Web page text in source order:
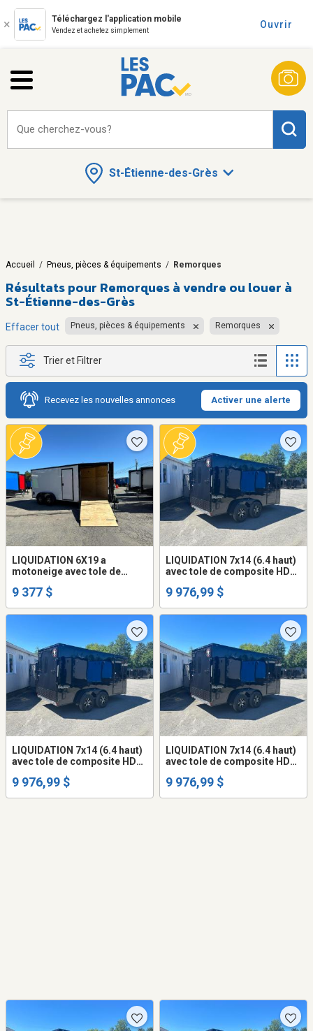
Téléchargez l'application mobile
Vendez et achetez simplement
Ouvrir
St-Étienne-des-Grès
Que cherchez-vous?
Accueil / Pneus, pièces & équipements / Remorques
Résultats pour Remorques à vendre ou louer à
St-Étienne-des-Grès
Effacer tout Pneus, pièces & équipements Remorques
Trier et Filtrer
Recevez les nouvelles annonces Activer une alerte
LIQUIDATION 6X19 a
motoneige avec tole de
pas) remorque fermée trailer
peinturé ou galvanisé +977$)
9 377 $
LIQUIDATION 7x14 (6.4 haut)
avec tole de composite HD
fermée trailer cargo fermer
+$$$) mags
9 976,99 $
LIQUIDATION 7x14 (6.4 haut)
avec tole de composite HD
fermée trailer cargo fermer
9 976,99 $
LIQUIDATION 7x14 (6.4 haut)
avec tole de composite HD
fermée trailer cargo fermer
9 976,99 $